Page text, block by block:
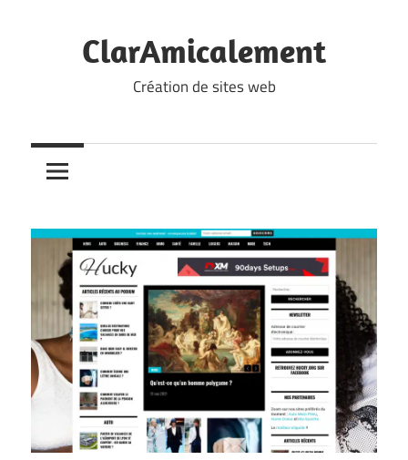
ClarAmicalement
Création de sites web